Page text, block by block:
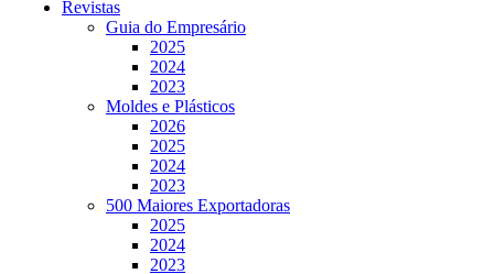
Revistas
Guia do Empresário
2025
2024
2023
Moldes e Plásticos
2026
2025
2024
2023
500 Maiores Exportadoras
2025
2024
2023